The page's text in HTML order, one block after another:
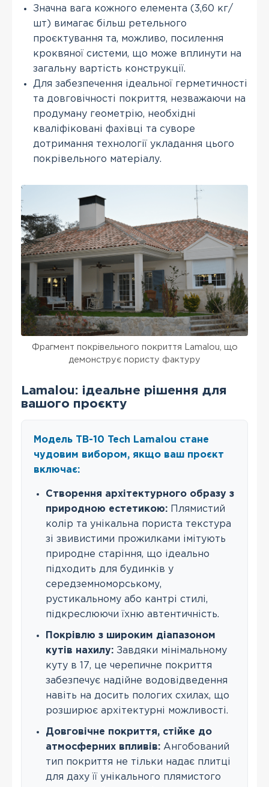
Значна вага кожного елемента (3,60 кг/
шт) вимагає більш ретельного
проєктування та, можливо, посилення
кроквяної системи, що може вплинути на
загальну вартість конструкції.
Для забезпечення ідеальної герметичності
та довговічності покриття, незважаючи на
продуману геометрію, необхідні
кваліфіковані фахівці та суворе
дотримання технології укладання цього
покрівельного матеріалу.
Фрагмент покрівельного покриття Lamalou, що
демонструє пористу фактуру
Lamalou: ідеальне рішення для
вашого проєкту
Модель TB-10 Tech Lamalou стане
чудовим вибором, якщо ваш проєкт
включає:
Створення архітектурного образу з
природною естетикою: Плямистий
колір та унікальна пориста текстура
зі звивистими прожилками імітують
природне старіння, що ідеально
підходить для будинків у
середземноморському,
рустикальному або кантрі стилі,
підкреслюючи їхню автентичність.
Покрівлю з широким діапазоном
кутів нахилу: Завдяки мінімальному
куту в 17, це черепичне покриття
забезпечує надійне водовідведення
навіть на досить пологих схилах, що
розширює архітектурні можливості.
Довговічне покриття, стійке до
атмосферних впливів: Ангобований
тип покриття не тільки надає плитці
для даху її унікального плямистого